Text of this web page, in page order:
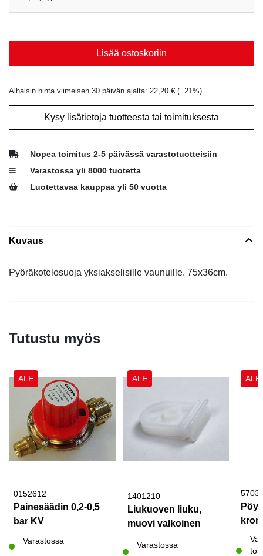
28,00 €.
22,20 €.
Lisää ostoskoriin
Alhaisin hinta viimeisen 30 päivän ajalta: 22,20 € (−21%)
Kysy lisätietoja tuotteesta tai toimituksesta
Nopea toimitus 2-5 päivässä varastotuotteisiin
Varastossa yli 8000 tuotetta
Luotettavaa kauppaa yli 50 vuotta
Kuvaus
Pyöräkotelosuoja yksiakselisille vaunuille. 75x36cm.
Tutustu myös
ALE
0152612
Painesäädin 0,2-0,5
bar KV
Varastossa
ALE
1401210
Liukuoven liuku,
muovi valkoinen
Varastossa
ALE